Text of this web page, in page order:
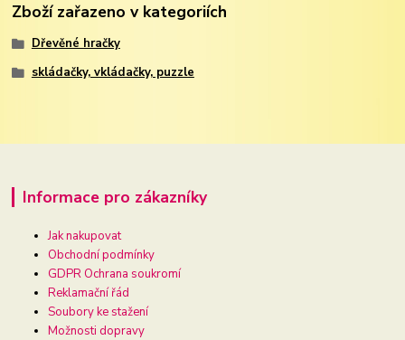
Zboží zařazeno v kategoriích
Dřevěné hračky
skládačky, vkládačky, puzzle
Informace pro zákazníky
Jak nakupovat
Obchodní podmínky
GDPR Ochrana soukromí
Reklamační řád
Soubory ke stažení
Možnosti dopravy